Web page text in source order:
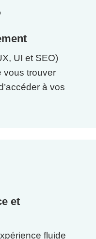
UI et SEO)
vous trouver
à vos
et
fluide